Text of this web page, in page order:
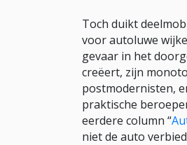
Toch duikt
voor autoluwe
gevaar in het
creëert, zijn
postmodernisten,
praktische
eerdere column “
niet de auto